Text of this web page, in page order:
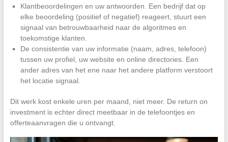
Klantbeoordelingen en uw antwoorden. Een bedrijf dat op
elke beoordeling (positief of negatief) reageert, stuurt een
signaal van betrouwbaarheid naar de algoritmes en
toekomstige klanten.
De consistentie van uw informatie (naam, adres, telefoon)
tussen uw profiel, uw website en online directories. Een
ander adres van het ene naar het andere platform verstoort
het locatie signaal.
Dit werk kost enkele uren per maand, niet meer. De return on
investment is echter direct meetbaar in de telefoontjes en
offerteaanvragen die u ontvangt.